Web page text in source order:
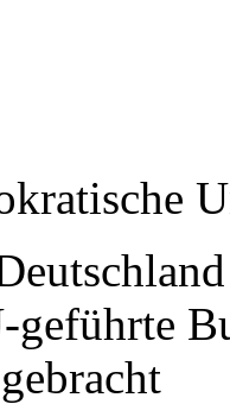
geführte